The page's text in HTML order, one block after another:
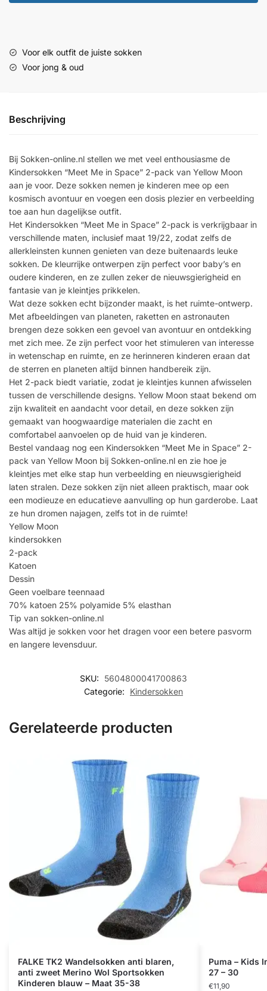
Voor elk outfit de juiste sokken
Voor jong & oud
Beschrijving
Bij Sokken-online.nl stellen we met veel enthousiasme de
Kindersokken “Meet Me in Space” 2-pack van Yellow Moon
aan je voor. Deze sokken nemen je kinderen mee op een
kosmisch avontuur en voegen een dosis plezier en verbeelding
toe aan hun dagelijkse outfit.
Het Kindersokken “Meet Me in Space” 2-pack is verkrijgbaar in
verschillende maten, inclusief maat 19/22, zodat zelfs de
allerkleinsten kunnen genieten van deze buitenaards leuke
sokken. De kleurrijke ontwerpen zijn perfect voor baby’s en
oudere kinderen, en ze zullen zeker de nieuwsgierigheid en
fantasie van je kleintjes prikkelen.
Wat deze sokken echt bijzonder maakt, is het ruimte-ontwerp.
Met afbeeldingen van planeten, raketten en astronauten
brengen deze sokken een gevoel van avontuur en ontdekking
met zich mee. Ze zijn perfect voor het stimuleren van interesse
in wetenschap en ruimte, en ze herinneren kinderen eraan dat
de sterren en planeten altijd binnen handbereik zijn.
Het 2-pack biedt variatie, zodat je kleintjes kunnen afwisselen
tussen de verschillende designs. Yellow Moon staat bekend om
zijn kwaliteit en aandacht voor detail, en deze sokken zijn
gemaakt van hoogwaardige materialen die zacht en
comfortabel aanvoelen op de huid van je kinderen.
Bestel vandaag nog een Kindersokken “Meet Me in Space” 2-
pack van Yellow Moon bij Sokken-online.nl en zie hoe je
kleintjes met elke stap hun verbeelding en nieuwsgierigheid
laten stralen. Deze sokken zijn niet alleen praktisch, maar ook
een modieuze en educatieve aanvulling op hun garderobe. Laat
ze hun dromen najagen, zelfs tot in de ruimte!
Yellow Moon
kindersokken
2-pack
Katoen
Dessin
Geen voelbare teennaad
70% katoen 25% polyamide 5% elasthan
Tip van sokken-online.nl
Was altijd je sokken voor het dragen voor een betere pasvorm
en langere levensduur.
SKU:
5604800041700863
Categorie:
Kindersokken
Gerelateerde producten
FALKE TK2 Wandelsokken anti blaren,
anti zweet Merino Wol Sportsokken
Kinderen blauw – Maat 35-38
Puma – Kids
27 – 30
€11,90